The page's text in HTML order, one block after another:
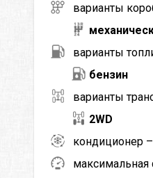
варианты
варианты
бензин
варианты
2WD
кондиционер –
максимальная